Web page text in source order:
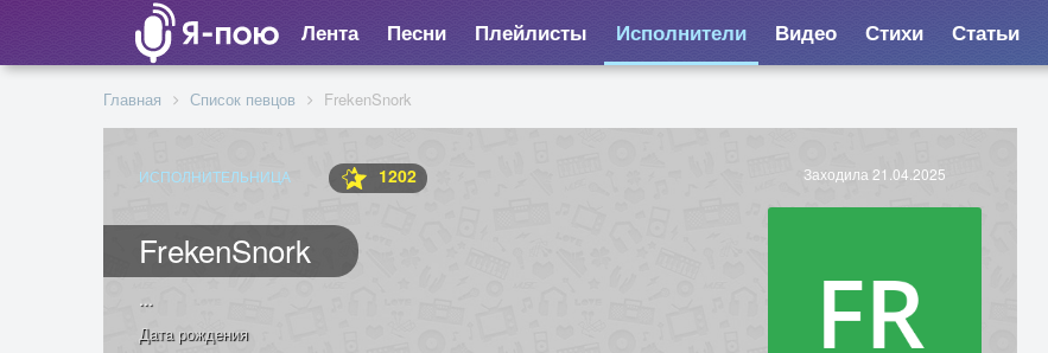
Лента Песни Плейлисты Исполнители Видео Стихи Статьи
Главная Список певцов FrekenSnork
ИСПОЛНИТЕЛЬНИЦА 1202
FrekenSnork
Заходила 21.04.2025
...
Дата рождения